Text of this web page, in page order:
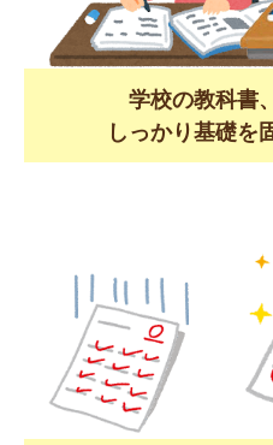
学校の教科書
しっかり基礎を